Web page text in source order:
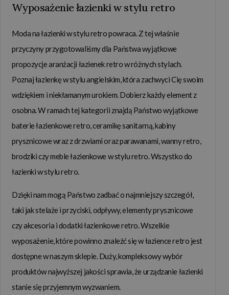
Wyposażenie łazienki w stylu retro
Moda na łazienki w stylu retro powraca. Z tej właśnie
przyczyny przygotowaliśmy dla Państwa wyjątkowe
propozycje aranżacji łazienek retro w różnych stylach.
Poznaj łazienkę w stylu angielskim, która zachwyci Cię swoim
wdziękiem i niekłamanym urokiem. Dobierz każdy element z
osobna. W ramach tej kategorii znajdą Państwo wyjątkowe
baterie łazienkowe retro, ceramikę sanitarną, kabiny
prysznicowe wraz z drzwiami oraz parawanami, wanny retro,
brodziki czy meble łazienkowe w stylu retro. Wszystko do
łazienki w stylu retro.
Dzięki nam mogą Państwo zadbać o najmniejszy szczegół,
taki jak stelaże i przyciski, odpływy, elementy prysznicowe
czy akcesoria i dodatki łazienkowe retro. Wszelkie
wyposażenie, które powinno znaleźć się w łazience retro jest
dostępne w naszym sklepie. Duży, kompleksowy wybór
produktów najwyższej jakości sprawia, że urządzanie łazienki
stanie się przyjemnym wyzwaniem.
których owocem zestawienia będzie wnętrze o niebanalnej i
nieprzeciętnej estetyce.
Sklep z łazienkami klasycznymi w Warszawie
Poza sprzedażą internetową, świadczymy także usługi
bezpośrednio w naszym salonie firmowym. Oferowane przez
naswyposażenie łazienek klasycznych mogą obejrzeć
Państwo w naszej stacjonarnej siedzibie w Warszawie. W
katalogu produktów znajdują siębaterie retro, meble,kabiny
prysznicowe,wanny wolnostojące
najdrobniejsze elementy wykończeniowe. Asortyment
uzupełniają akcesoria i blaty kuchenne oraz grzejniki retro
wraz z niezbędnym wyposażeniem dodatkowym. Na stronie
sklepu regularnie pojawiają się wyprzedaże, na których można
zakupić dostępne od ręki produkty w korzystnych cenach.
Łazienki klasyczneto stylowy i elegancki wybór dla osób